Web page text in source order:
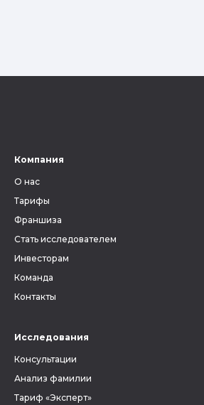
Компания
О нас
Тарифы
Франшиза
Стать исследователем
Инвесторам
Команда
Контакты
Исследования
Консультации
Анализ фамилии
Тариф «Эксперт»